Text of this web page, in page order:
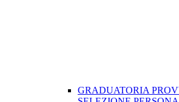
GRADUATORIA